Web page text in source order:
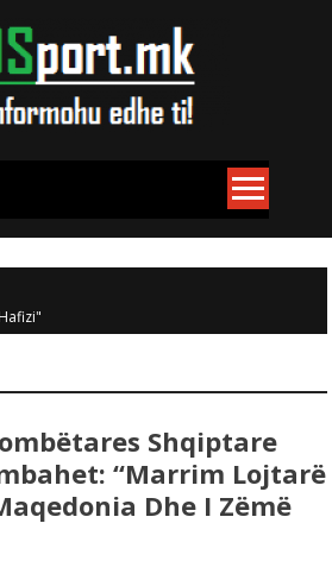
Shqiptare
“Marrim Lojtarë
Dhe I Zëmë